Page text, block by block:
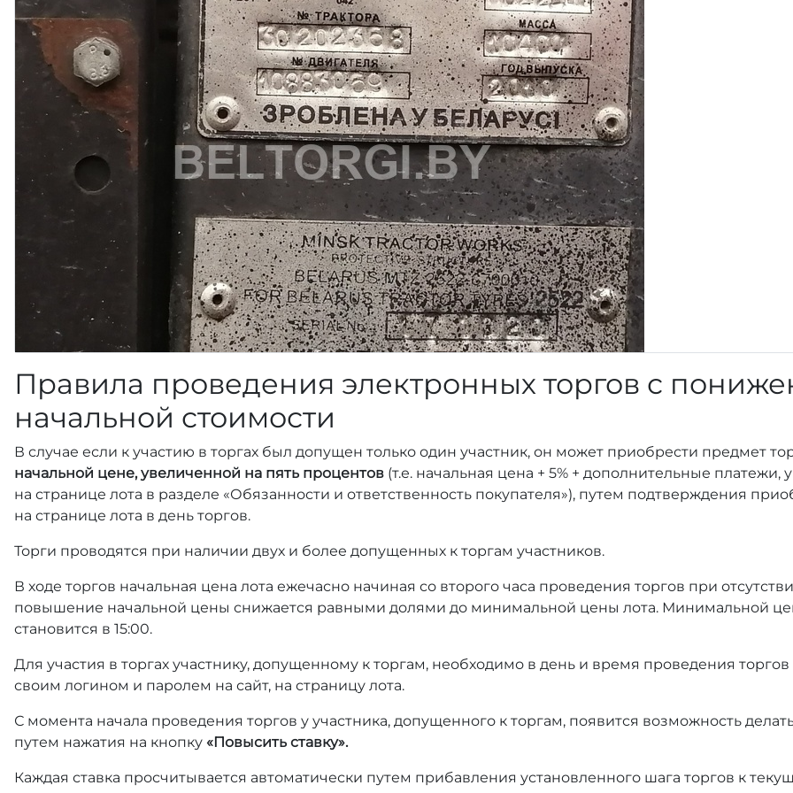
Правила проведения электронных торгов с
начальной стоимости
В случае если к участию в торгах был допущен только один участник, он может приобрести предмет
начальной цене, увеличенной на пять процентов (т.е. начальная цена + 5% + дополнительные платежи,
на странице лота в разделе «Обязанности и ответственность покупателя»), путем подтверждения
на странице лота в день торгов.
Торги проводятся при наличии двух и более допущенных к торгам участников.
В ходе торгов начальная цена лота ежечасно начиная со второго часа проведения торгов при
повышение начальной цены снижается равными долями до минимальной цены лота. Минимальной
становится в 15:00.
Для участия в торгах участнику, допущенному к торгам, необходимо в день и время проведения
своим логином и паролем на сайт, на страницу лота.
С момента начала проведения торгов у участника, допущенного к торгам, появится возможность
путем нажатия на кнопку «Повысить ставку».
Каждая ставка просчитывается автоматически путем прибавления установленного шага торгов к